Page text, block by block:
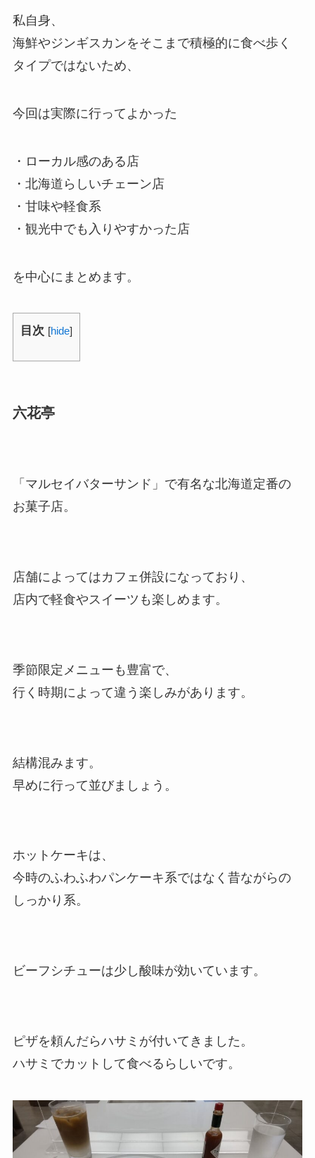
私自身、
海鮮やジンギスカンをそこまで積極的に食べ歩く
タイプではないため、
今回は実際に行ってよかった
・ローカル感のある店
・北海道らしいチェーン店
・甘味や軽食系
・観光中でも入りやすかった店
を中心にまとめます。
目次 [hide]
六花亭
「マルセイバターサンド」で有名な北海道定番の
お菓子店。
店舗によってはカフェ併設になっており、
店内で軽食やスイーツも楽しめます。
季節限定メニューも豊富で、
行く時期によって違う楽しみがあります。
結構混みます。
早めに行って並びましょう。
ホットケーキは、
今時のふわふわパンケーキ系ではなく昔ながらの
しっかり系。
ビーフシチューは少し酸味が効いています。
ピザを頼んだらハサミが付いてきました。
ハサミでカットして食べるらしいです。